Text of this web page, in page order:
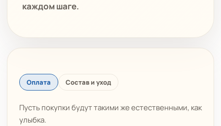
каждом шаге.
Оплата Состав и уход
Пусть покупки будут такими же естественными, как
улыбка.